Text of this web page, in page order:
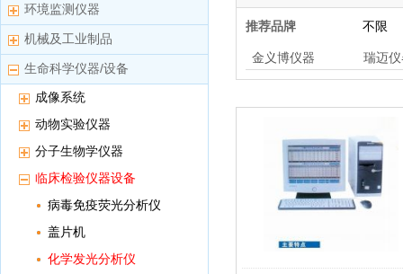
环境监测仪器
机械及工业制品
生命科学仪器/设备
成像系统
动物实验仪器
分子生物学仪器
临床检验仪器设备
病毒免疫荧光分析仪
盖片机
化学发光分析仪
推荐品牌 不限
金义博仪器 瑞迈